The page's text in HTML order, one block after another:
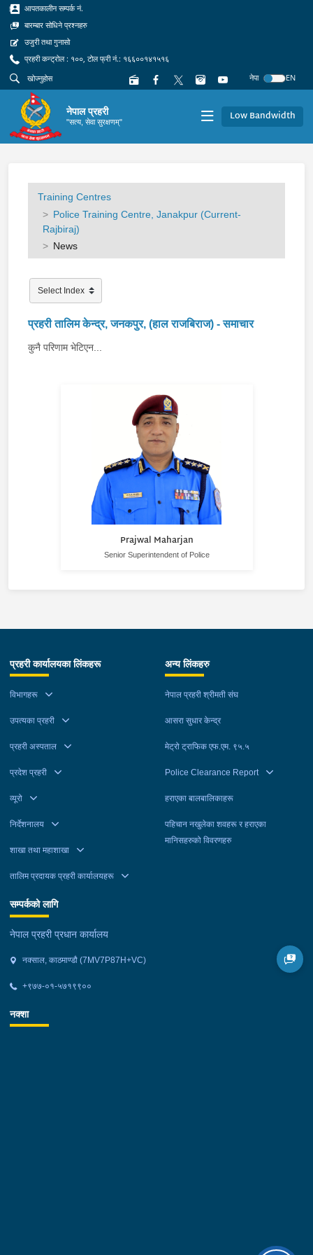
आपतकालीन सम्पर्क नं.
बारम्बार सोधिने प्रश्नहरु
उजुरी तथा गुनासो
प्रहरी कन्ट्रोल : १००, टोल फ्री नं.: १६६००१४१५१६
नेपा
EN
नेपाल प्रहरी
"सत्य, सेवा सुरक्षणम्" Low Bandwidth
Training Centres
Police Training Centre, Janakpur (Current-
Rajbiraj)
News
प्रहरी तालिम केन्द्र, जनकपुर, (हाल राजबिराज) - समाचार
कुनै परिणाम भेटिएन...
Prajwal Maharjan
Senior Superintendent of Police
प्रहरी कार्यालयका लिंकहरू
विभागहरू
उपत्यका प्रहरी
प्रहरी अस्पताल
प्रदेश प्रहरी
व्यूरो
निर्देशनालय
शाखा तथा महाशाखा
तालिम प्रदायक प्रहरी कार्यालयहरू
अन्य लिंकहरु
नेपाल प्रहरी श्रीमती संघ
आसरा सुधार केन्द्र
मेट्रो ट्राफिक एफ.एम. ९५.५
Police Clearance Report
हराएका बालबालिकाहरू
पहिचान नखुलेका शवहरू र हराएका
मानिसहरुको विवरणहरु
सम्पर्कको लागि
नेपाल प्रहरी प्रधान कार्यालय
नक्साल, काठमाण्डौ (7MV7P87H+VC)
+९७७-०१-५७१९९००
नक्शा